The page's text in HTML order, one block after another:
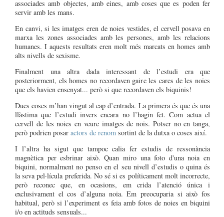
associades amb objectes, amb eines, amb coses que es poden fer
servir amb les mans.
En canvi, si les imatges eren de noies vestides, el cervell posava en
marxa les zones associades amb les persones, amb les relacions
humanes. I aquests resultats eren molt més marcats en homes amb
alts nivells de sexisme.
Finalment una altra dada interessant de l’estudi era que
posteriorment, els homes no recordaven gaire les cares de les noies
que els havien ensenyat... però si que recordaven els biquinis!
Dues coses m’han vingut al cap d’entrada. La primera és que és una
llàstima que l’estudi invers encara no l’hagin fet. Com actua el
cervell de les noies en veure imatges de nois. Potser no en tanga,
però podrien posar actors de renom sortint de la dutxa o coses així.
I l’altra ha sigut que tampoc calia fer estudis de ressonància
magnètica per esbrinar això. Quan miro una foto d'una noia en
biquini, normalment no penso en el seu nivell d’estudis o quina és
la seva pel·lícula preferida. No sé si es políticament molt incorrecte,
però reconec que, en ocasions, em crida l’atenció única i
exclusivament el cos d’alguna noia. Em preocuparia si això fos
habitual, però si l’experiment es feia amb fotos de noies en biquini
i/o en actituds sensuals...